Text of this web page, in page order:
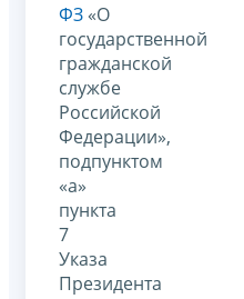
ФЗ «О
государственной
гражданской
службе
Российской
Федерации»,
подпунктом
«а»
пункта
7
Указа
Президента